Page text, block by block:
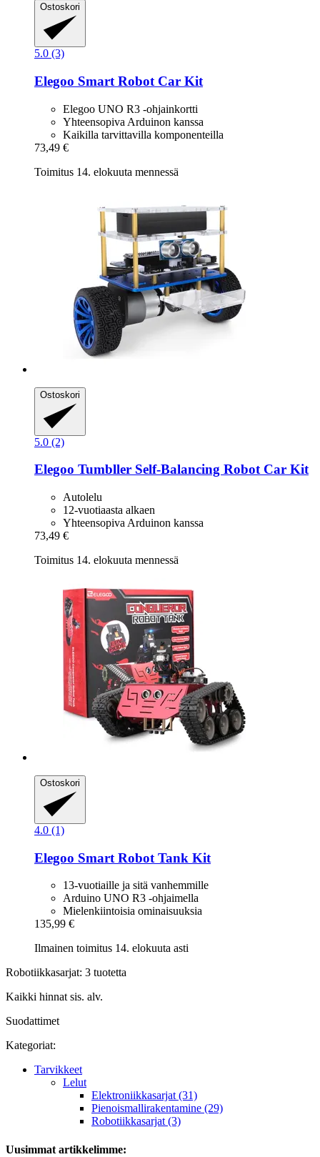
Ostoskori
5.0 (3)
Elegoo Smart Robot Car Kit
Elegoo UNO R3 -ohjainkortti
Yhteensopiva Arduinon kanssa
Kaikilla tarvittavilla komponenteilla
73,49 €
Toimitus 14. elokuuta mennessä
Ostoskori
5.0 (2)
Elegoo Tumbller Self-​Balancing Robot Car Kit
Autolelu
12-vuotiaasta alkaen
Yhteensopiva Arduinon kanssa
73,49 €
Toimitus 14. elokuuta mennessä
Ostoskori
4.0 (1)
Elegoo Smart Robot Tank Kit
13-vuotiaille ja sitä vanhemmille
Arduino UNO R3 -ohjaimella
Mielenkiintoisia ominaisuuksia
135,99 €
Ilmainen toimitus 14. elokuuta asti
Robotiikkasarjat: 3 tuotetta
Kaikki hinnat sis. alv.
Suodattimet
Kategoriat:
Tarvikkeet
Lelut
Elektroniikkasarjat (31)
Pienoismallirakentamine (29)
Robotiikkasarjat (3)
Uusimmat artikkelimme: